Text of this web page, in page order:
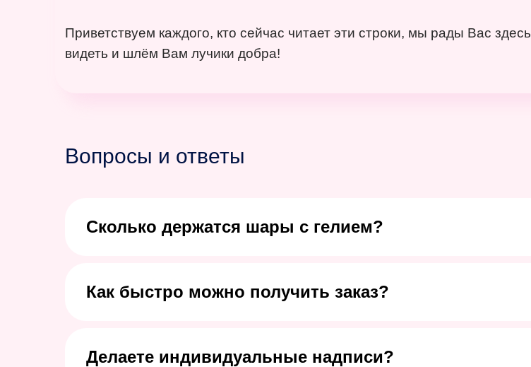
Приветствуем каждого, кто сейчас читает эти строки, мы рады Вас здесь
видеть и шлём Вам лучики добра!
Вопросы и ответы
Сколько держатся шары с гелием?
Как быстро можно получить заказ?
Делаете индивидуальные надписи?